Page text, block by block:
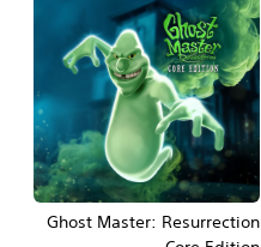
Ghost Master: Resurrection